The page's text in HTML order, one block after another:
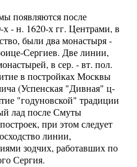
появляются после
- н. 1620-х гг. Центрами, в
были два монастыря -
Сергиев. Две линии,
в сер. - вт. пол.
в постройках Москвы
(Успенская "Дивная" ц-
"годуновской" традиции
лад после Смуты
при этом следует
линии,
зодчих, работавших по
Сергия.